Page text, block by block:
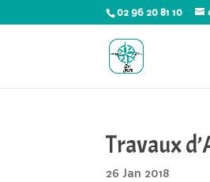
02 96 20 81 10
Travaux
26 Jan 2018